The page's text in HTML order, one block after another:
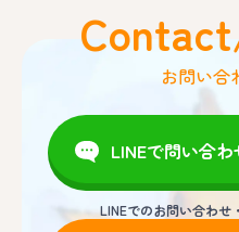
お問い
LINEで問い合
LINEでのお問い合わせ